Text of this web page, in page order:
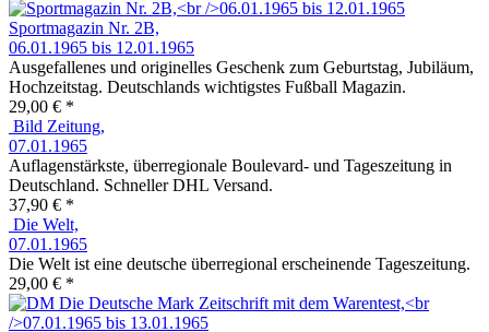
Sportmagazin Nr. 2B,
06.01.1965 bis 12.01.1965
Ausgefallenes und originelles Geschenk zum Geburtstag, Jubiläum,
Hochzeitstag. Deutschlands wichtigstes Fußball Magazin.
29,00 € *
Bild Zeitung,
07.01.1965
Auflagenstärkste, überregionale Boulevard- und Tageszeitung in
Deutschland. Schneller DHL Versand.
37,90 € *
Die Welt,
07.01.1965
Die Welt ist eine deutsche überregional erscheinende Tageszeitung.
29,00 € *